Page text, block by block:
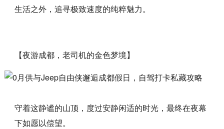
生活之外，追寻极致速度的纯粹魅力。
【夜游成都，老司机的金色梦境】
守着这静谧的山顶，度过安静闲适的时光，最终在夜幕
下如愿以偿望。